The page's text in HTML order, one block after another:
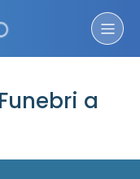
a